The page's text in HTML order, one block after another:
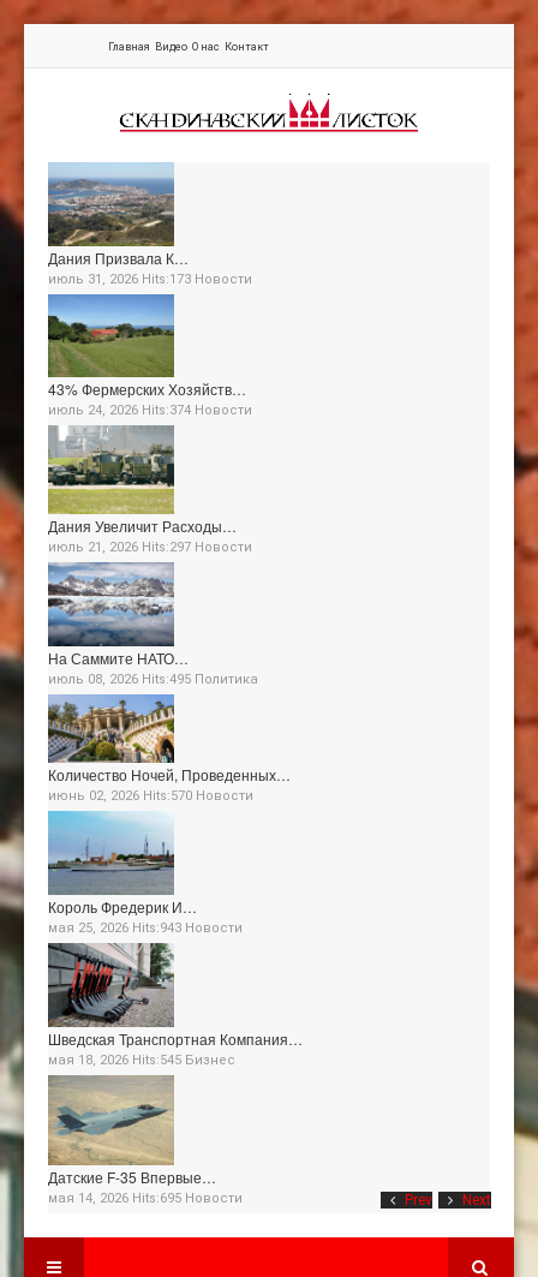
Главная Видео О нас Контакт
Prev Next
Дания Призвала К…
июль 31, 2026 Hits:173 Новости
43% Фермерских Хозяйств…
июль 24, 2026 Hits:374 Новости
Дания Увеличит Расходы…
июль 21, 2026 Hits:297 Новости
На Саммите НАТО…
июль 08, 2026 Hits:495 Политика
Количество Ночей, Проведенных…
июнь 02, 2026 Hits:570 Новости
Король Фредерик И…
мая 25, 2026 Hits:943 Новости
Шведская Транспортная Компания…
мая 18, 2026 Hits:545 Бизнес
Датские F-35 Впервые…
мая 14, 2026 Hits:695 Новости